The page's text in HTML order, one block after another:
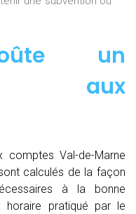
un
aux
comptes Val-de-Marne
calculés de la façon
à la bonne
pratiqué par le